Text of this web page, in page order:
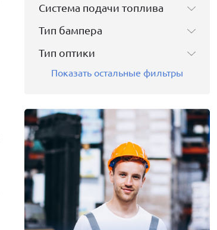
Система подачи топлива
Тип бампера
Тип оптики
Показать остальные фильтры